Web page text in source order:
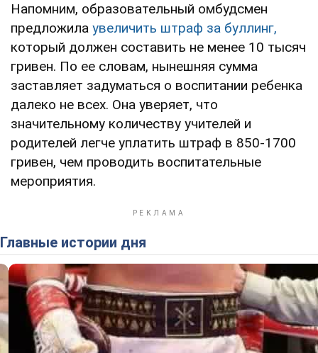
Напомним, образовательный омбудсмен
предложила увеличить штраф за буллинг,
который должен составить не менее 10 тысяч
гривен. По ее словам, нынешняя сумма
заставляет задуматься о воспитании ребенка
далеко не всех. Она уверяет, что
значительному количеству учителей и
родителей легче уплатить штраф в 850-1700
гривен, чем проводить воспитательные
мероприятия.
Главные истории дня